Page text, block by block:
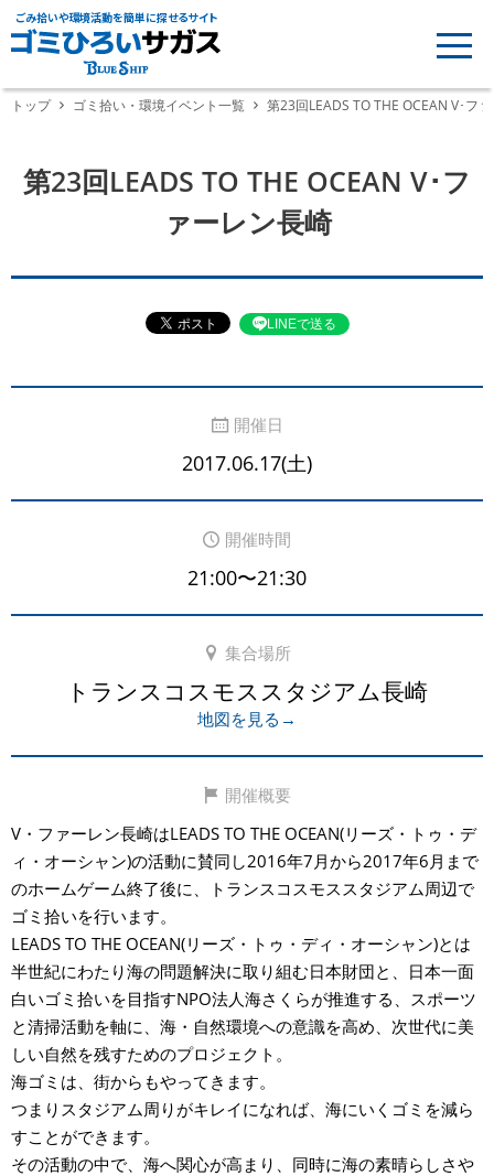
ごみ拾いや環境活動を簡単に探せるサイト
トップ ゴミ拾い・環境イベント一覧 第23回LEADS TO THE OCEAN V･フ
第23回LEADS TO THE OCEAN V･フ
ァーレン長崎
LINEで送る
開催日
2017.06.17(土)
開催時間
21:00〜21:30
集合場所
トランスコスモススタジアム長崎
地図を見る→
開催概要
V・ファーレン長崎はLEADS TO THE OCEAN(リーズ・トゥ・デ
ィ・オーシャン)の活動に賛同し2016年7月から2017年6月まで
のホームゲーム終了後に、トランスコスモススタジアム周辺で
ゴミ拾いを行います。
LEADS TO THE OCEAN(リーズ・トゥ・ディ・オーシャン)とは
半世紀にわたり海の問題解決に取り組む日本財団と、日本一面
白いゴミ拾いを目指すNPO法人海さくらが推進する、スポーツ
と清掃活動を軸に、海・自然環境への意識を高め、次世代に美
しい自然を残すためのプロジェクト。
海ゴミは、街からもやってきます。
つまりスタジアム周りがキレイになれば、海にいくゴミを減ら
すことができます。
その活動の中で、海へ関心が高まり、同時に海の素晴らしさや